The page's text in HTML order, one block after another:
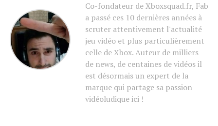
Co-fondateur de Xboxsquad.fr, Fab
a passé ces 10 dernières années à
scruter attentivement l'actualité
jeu vidéo et plus particulièrement
celle de Xbox. Auteur de milliers
de news, de centaines de vidéos il
est désormais un expert de la
marque qui partage sa passion
vidéoludique ici !